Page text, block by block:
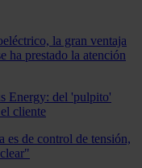
la gran ventaja
ha prestado la atención
Energy: del 'pulpito'
cliente
es de control de tensión,